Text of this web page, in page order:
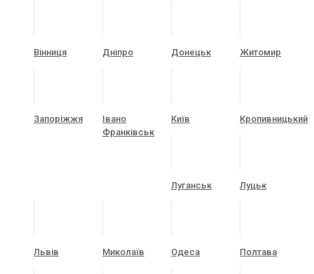
Вінниця Дніпро Донецьк Житомир
Запоріжжя
Івано
Франківськ
Київ Кропивницький
Луганськ Луцьк
Львів Миколаїв Одеса Полтава